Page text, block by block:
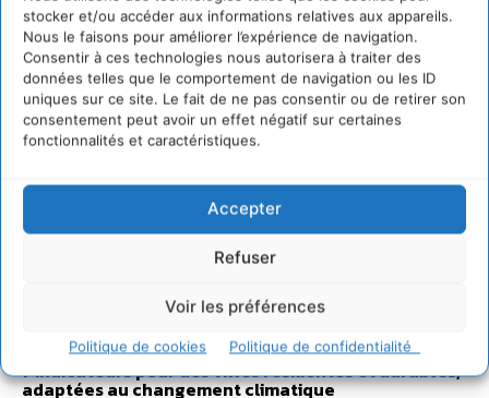
stocker et/ou accéder aux informations relatives aux appareils.
Nous le faisons pour améliorer l’expérience de navigation.
Consentir à ces technologies nous autorisera à traiter des
données telles que le comportement de navigation ou les ID
uniques sur ce site. Le fait de ne pas consentir ou de retirer son
consentement peut avoir un effet négatif sur certaines
fonctionnalités et caractéristiques.
Accepter
Refuser
Voir les préférences
Politique de cookies Politique de confidentialité
Comment le sol français a perdu sa mémoire
hydrique et déréglé tout le territoire (2020-2026)
2 août 2026
Développer notre attention aux espèces vivantes
30 juillet 2026
Un kit citoyen pour lever les freins au
développement des forêts comestibles dans nos
L’éco-anxiété informe et l’éco-lucidité transforme
28 juillet 2026
7 indicateurs pour des villes résilientes et durables,
adaptées au changement climatique